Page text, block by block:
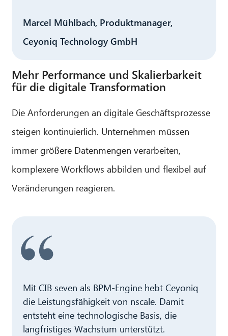
Marcel Mühlbach, Produktmanager,
Ceyoniq Technology GmbH
Mehr Performance und Skalierbarkeit
für die digitale Transformation
Die Anforderungen an digitale Geschäftsprozesse
steigen kontinuierlich. Unternehmen müssen
immer größere Datenmengen verarbeiten,
komplexere Workflows abbilden und flexibel auf
Veränderungen reagieren.
Mit CIB seven als BPM-Engine hebt Ceyoniq
die Leistungsfähigkeit von nscale. Damit
entsteht eine technologische Basis, die
langfristiges Wachstum unterstützt.